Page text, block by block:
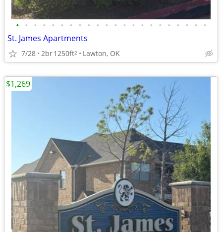
• • • • • • • • • • • • • • • • • • • • • •
St. James Apartments
7/28 2br1250ft2 Lawton, OK
$1,269